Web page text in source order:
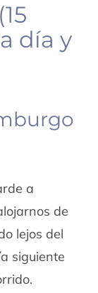
día y
a
de
lejos del
siguiente